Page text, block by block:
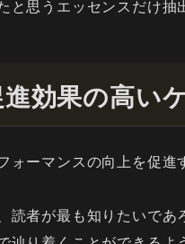
思うエッセンスだけ抽
効果の高い
ォーマンスの向上を促
読者が最も知りたいで